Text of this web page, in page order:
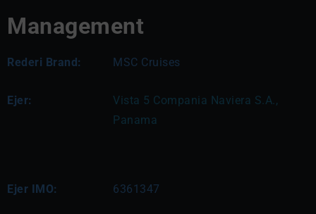
Management
Rederi Brand: MSC Cruises
Ejer:
Vista 5 Compania Naviera S.A.,
Panama
Ejer IMO: 6361347